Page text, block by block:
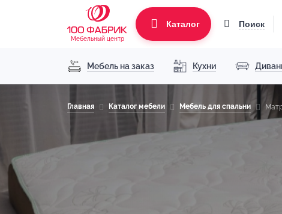
Мебельный центр
Каталог Поиск
Мебель на заказ Кухни
Главная Каталог мебели Мебель для спальни